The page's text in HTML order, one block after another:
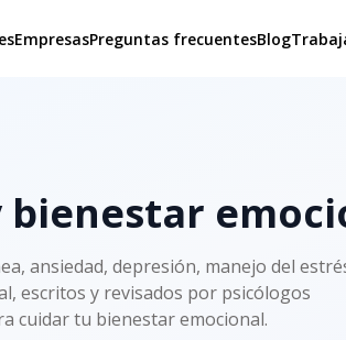
EmpresasPreguntas frecuentesBlog
bienestar
ansiedad, depresión, manejo del
escritos y revisados por psicólogos
cuidar tu bienestar emocional.